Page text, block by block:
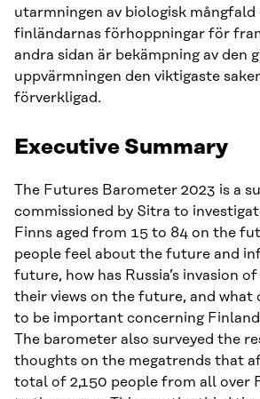
utarmningen av biologisk mångfald
finländarnas förhoppningar för
andra sidan är bekämpning av den
uppvärmningen den viktigaste
förverkligad.
Executive Summary
The Futures Barometer 2023 is a
commissioned by Sitra to
Finns aged from 15 to 84 on the
people feel about the future and
future, how has Russia’s invasion
their views on the future, and what
to be important concerning
The barometer also surveyed the
thoughts on the megatrends that
total of 2,150 people from all over